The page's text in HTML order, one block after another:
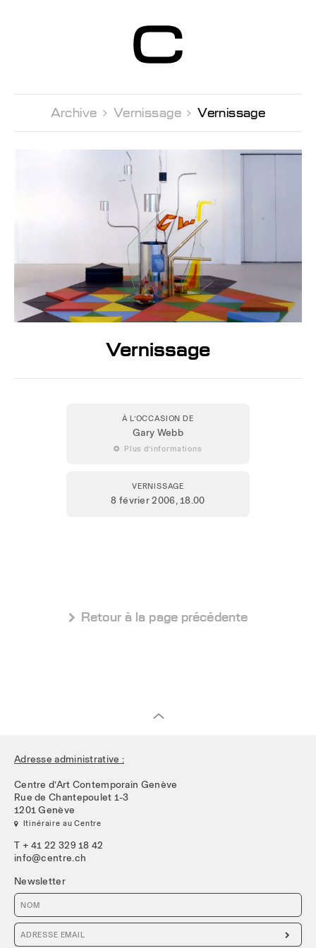
Contemporain
Genève
Archive  Vernissage  Vernissage
Vernissage
À L’OCCASION DE
Gary Webb
 Plus d’informations
VERNISSAGE
8 février 2006, 18.00
 Retour à la page précédente
Adresse administrative :
Centre d’Art Contemporain Genève
Rue de Chantepoulet 1-3
1201 Genève
 Itinéraire au Centre
T + 41 22 329 18 42
info@centre.ch
Newsletter
